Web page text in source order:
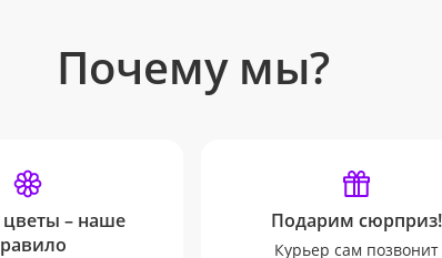
Почему мы?
– наше
Подарим сюрприз!
Курьер сам позвонит